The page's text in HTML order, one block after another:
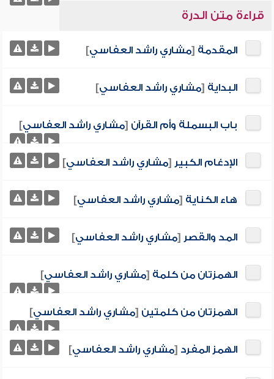
قراءة متن الدرة
المقدمة [مشاري راشد العفاسي]
البداية [مشاري راشد العفاسي]
باب البسملة وأم القرآن [مشاري راشد العفاسي]
الإدغام الكبير [مشاري راشد العفاسي]
هاء الكناية [مشاري راشد العفاسي]
المد والقصر [مشاري راشد العفاسي]
الهمزتان من كلمة [مشاري راشد العفاسي]
الهمزتان من كلمتين [مشاري راشد العفاسي]
الهمز المفرد [مشاري راشد العفاسي]